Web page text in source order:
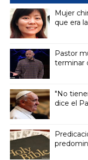
Mujer
que era
Pastor
terminar
"No
dice el